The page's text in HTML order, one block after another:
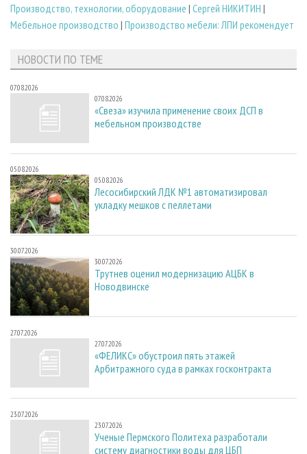
Производство, технологии, оборудование | Сергей НИКИТИН |
Мебельное производство | Производство мебели: ЛПИ рекомендует
НОВОСТИ ПО ТЕМЕ
07.08.2026
07.08.2026
«Свеза» изучила применение своих ДСП в
мебельном производстве
05.08.2026
05.08.2026
Лесосибирский ЛДК №1 автоматизировал
укладку мешков с пеллетами
30.07.2026
30.07.2026
Трутнев оценил модернизацию АЦБК в
Новодвинске
27.07.2026
27.07.2026
«ФЕЛИКС» обустроил пять этажей
Арбитражного суда в рамках госконтракта
23.07.2026
23.07.2026
Ученые Пермского Политеха разработали
систему диагностики воды для ЦБП